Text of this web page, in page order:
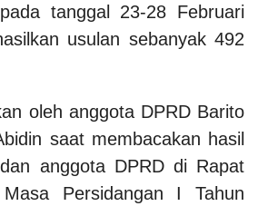
tanggal 23-28 Februari
usulan sebanyak 492
oleh anggota DPRD Barito
saat membacakan hasil
anggota DPRD di Rapat
Persidangan I Tahun